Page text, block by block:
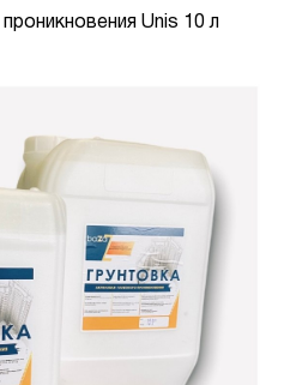
проникновения Unis 10 л